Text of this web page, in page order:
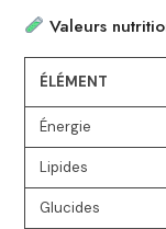
Valeurs
ÉLÉMENT
Énergie
Lipides
Glucides